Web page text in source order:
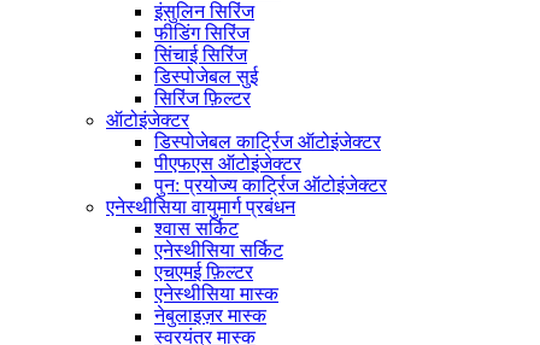
इंसुलिन सिरिंज
फीडिंग सिरिंज
सिंचाई सिरिंज
डिस्पोजेबल सुई
सिरिंज फ़िल्टर
ऑटोइंजेक्टर
डिस्पोजेबल कार्ट्रिज ऑटोइंजेक्टर
पीएफएस ऑटोइंजेक्टर
पुन: प्रयोज्य कार्ट्रिज ऑटोइंजेक्टर
एनेस्थीसिया वायुमार्ग प्रबंधन
श्वास सर्किट
एनेस्थीसिया सर्किट
एचएमई फ़िल्टर
एनेस्थीसिया मास्क
नेबुलाइज़र मास्क
स्वरयंत्र मास्क